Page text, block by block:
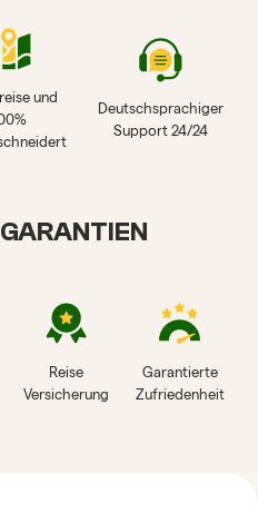
und
Deutschsprachiger
Support 24/24
Reise
Versicherung
Garantierte
Zufriedenheit